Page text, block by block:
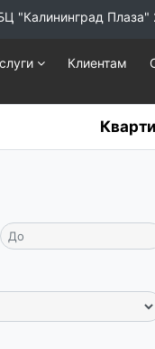
"Калининград Плаза"
Клиентам